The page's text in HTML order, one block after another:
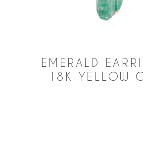
EMERALD
18K YELLOW